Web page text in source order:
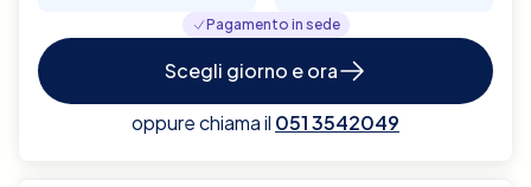
Pagamento in sede
Scegli giorno e ora
oppure chiama il 051 3542049